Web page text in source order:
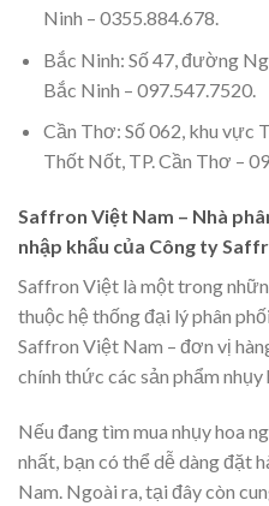
Ninh – 0355.884.678.
Bắc Ninh: Số 47, đường
Bắc Ninh – 097.547.7520.
Cần Thơ: Số 062, khu vực
Thốt Nốt, TP. Cần Thơ –
Saffron Việt Nam – Nhà
nhập khẩu của Công ty
Saffron Việt là một trong
thuộc hệ thống đại lý phân
Saffron Việt Nam – đơn vị
chính thức các sản phẩm
Nếu đang tìm mua nhụy hoa
nhất, bạn có thể dễ dàng đặt
Nam. Ngoài ra, tại đây còn